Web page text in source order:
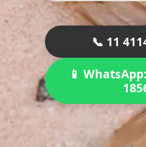
📞 11
📱